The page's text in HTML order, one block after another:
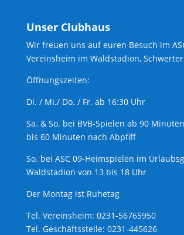
Unser Clubhaus
Wir freuen uns auf euren Besuch im
Vereinsheim im Waldstadion,
Öffnungszeiten:
Di. / Mi./ Do. / Fr. ab 16:30 Uhr
Sa. & So. bei BVB-Spielen ab 90
bis 60 Minuten nach Abpfiff
So. bei ASC 09-Heimspielen im
Waldstadion von 13 bis 18 Uhr
Der Montag ist Ruhetag
Tel. Vereinsheim: 0231-56765950
Tel. Geschäftsstelle: 0231-445626